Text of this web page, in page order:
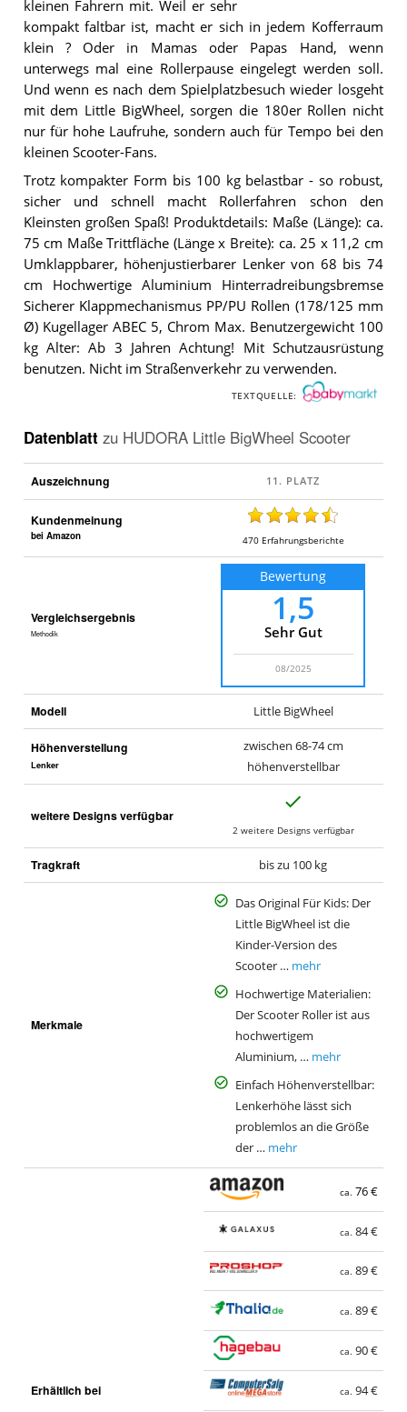
kleinen Fahrern mit. Weil er sehr
kompakt faltbar ist, macht er sich in jedem Kofferraum
klein ? Oder in Mamas oder Papas Hand, wenn
unterwegs mal eine Rollerpause eingelegt werden soll.
Und wenn es nach dem Spielplatzbesuch wieder losgeht
mit dem Little BigWheel, sorgen die 180er Rollen nicht
nur für hohe Laufruhe, sondern auch für Tempo bei den
kleinen Scooter-Fans.
Trotz kompakter Form bis 100 kg belastbar - so robust,
sicher und schnell macht Rollerfahren schon den
Kleinsten großen Spaß! Produktdetails: Maße (Länge): ca.
75 cm Maße Trittfläche (Länge x Breite): ca. 25 x 11,2 cm
Umklappbarer, höhenjustierbarer Lenker von 68 bis 74
cm Hochwertige Aluminium Hinterradreibungsbremse
Sicherer Klappmechanismus PP/PU Rollen (178/125 mm
Ø) Kugellager ABEC 5, Chrom Max. Benutzergewicht 100
kg Alter: Ab 3 Jahren Achtung! Mit Schutzausrüstung
benutzen. Nicht im Straßenverkehr zu verwenden.
TEXTQUELLE:
Datenblatt zu HUDORA Little BigWheel Scooter
Auszeichnung
Kundenmeinung
bei Amazon 470 Erfahrungsberichte
Vergleichsergebnis
Methodik
Bewertung
1,5
Sehr Gut
08/2025
Modell Little BigWheel
Höhenverstellung
Lenker
zwischen 68-74 cm
höhenverstellbar
weitere Designs verfügbar
2 weitere Designs verfügbar
Tragkraft bis zu 100 kg
Merkmale
Das Original Für Kids: Der
Little BigWheel ist die
Kinder-Version des
Scooter … mehr
Hochwertige Materialien:
Der Scooter Roller ist aus
hochwertigem
Aluminium, … mehr
Einfach Höhenverstellbar:
Lenkerhöhe lässt sich
problemlos an die Größe
der … mehr
Erhältlich bei
ca. 76 €
ca. 84 €
ca. 89 €
ca. 89 €
ca. 90 €
ca. 94 €